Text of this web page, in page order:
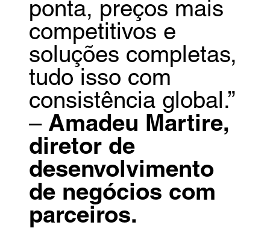
ponta, preços mais
competitivos e
soluções completas,
tudo isso com
consistência global.”
– Amadeu Martire,
diretor de
desenvolvimento
de negócios com
parceiros.